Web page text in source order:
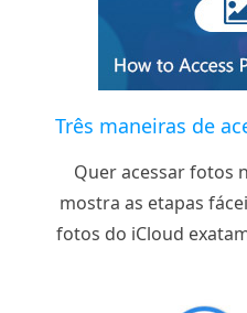
Três maneiras de
Quer acessar fotos
mostra as etapas
fotos do iCloud